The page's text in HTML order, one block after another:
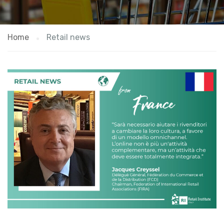
Home Retail news